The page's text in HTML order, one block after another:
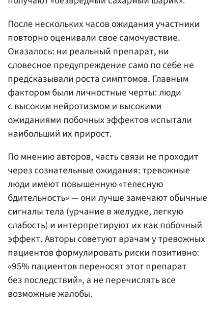
После нескольких часов ожидания участники
повторно оценивали свое самочувствие.
Оказалось: ни реальный препарат, ни
словесное предупреждение само по себе не
предсказывали роста симптомов. Главным
фактором были личностные черты: люди
с высоким нейротизмом и высокими
ожиданиями побочных эффектов испытали
наибольший их прирост.
По мнению авторов, часть связи не проходит
через сознательные ожидания: тревожные
люди имеют повышенную «телесную
бдительность» — они лучше замечают обычные
сигналы тела (урчание в желудке, легкую
слабость) и интерпретируют их как побочный
эффект. Авторы советуют врачам у тревожных
пациентов формулировать риски позитивно:
«95% пациентов переносят этот препарат
без последствий», а не перечислять все
возможные жалобы.